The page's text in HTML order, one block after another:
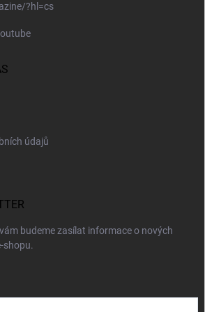
?hl=cs
údajů
budeme zasílat informace o nových
shopu.